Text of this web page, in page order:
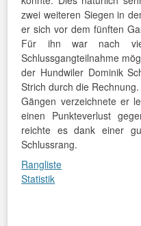
zwei weiteren Siegen in
er sich vor dem fünften
Für ihn war nach
Schlussgangteilnahme
der Hundwiler Dominik
Strich durch die
Gängen verzeichnete er
einen Punkteverlust
reichte es dank einer
Schlussrang.
Rangliste
Statistik